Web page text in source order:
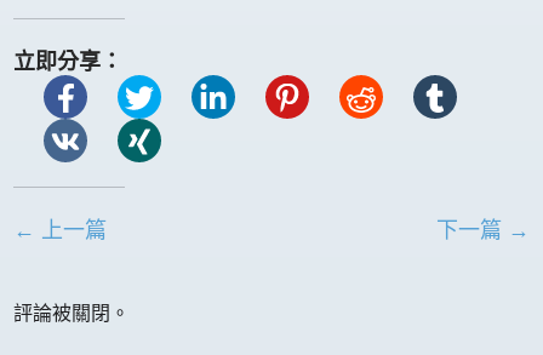
立即分享：
← 上一篇 下一篇 →
評論被關閉。